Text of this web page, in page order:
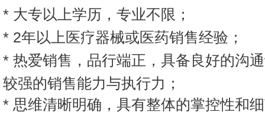
* 大专以上学历，专业不限；
* 2年以上医疗器械或医药销售经验；
* 热爱销售，品行端正，具备良好的沟
较强的销售能力与执行力；
* 思维清晰明确，具有整体的掌控性和